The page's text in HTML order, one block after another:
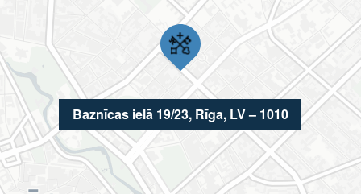
Baznīcas ielā 19/23, Rīga, LV – 1010